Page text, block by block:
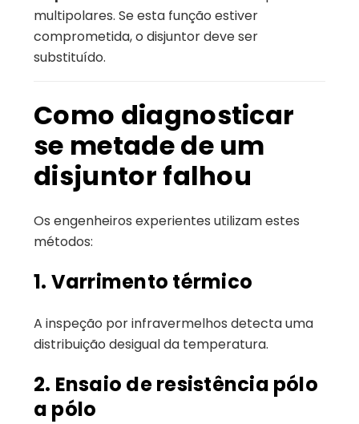
multipolares. Se esta função estiver
comprometida, o disjuntor deve ser
substituído.
Como diagnosticar
se metade de um
disjuntor falhou
Os engenheiros experientes utilizam estes
métodos:
1. Varrimento térmico
A inspeção por infravermelhos detecta uma
distribuição desigual da temperatura.
2. Ensaio de resistência pólo
a pólo